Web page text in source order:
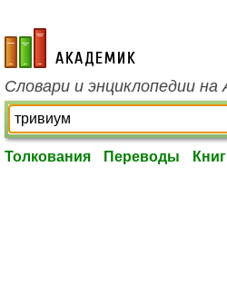
academic.ru
Словари и энциклопедии на
Толкования Переводы